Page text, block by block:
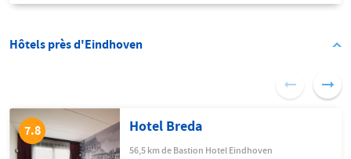
Hôtels près d'Eindhoven
7.8 Hotel Breda
56,5 km de Bastion Hotel Eindhoven